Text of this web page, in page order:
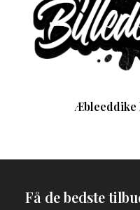
Æbleeddike
Få de bedste